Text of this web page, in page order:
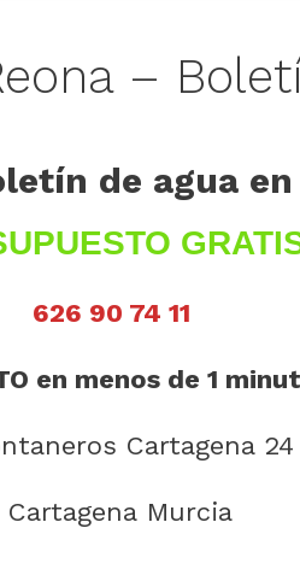
–
de agua en
626 90 74 11
en menos de 1
Cartagena
Cartagena Murcia